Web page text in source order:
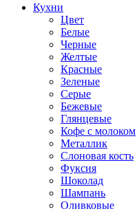
Кухни
Цвет
Белые
Черные
Желтые
Красные
Зеленые
Серые
Бежевые
Глянцевые
Кофе с молоком
Металлик
Слоновая кость
Фуксия
Шоколад
Шампань
Оливковые